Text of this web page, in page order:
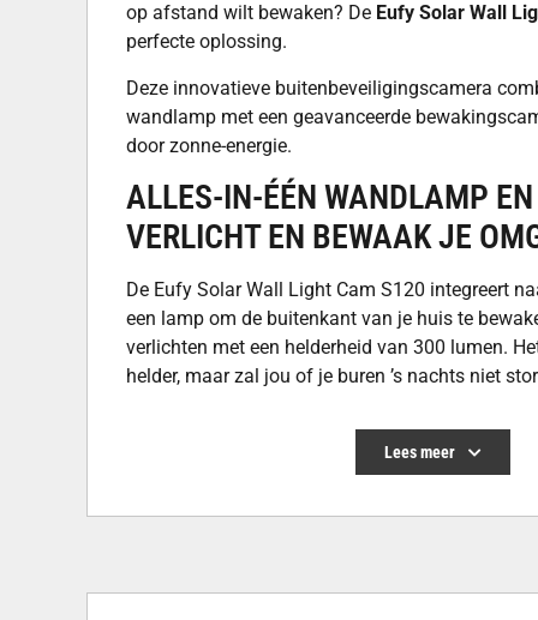
op afstand wilt bewaken? De Eufy Solar Wall
perfecte oplossing.
Deze innovatieve buitenbeveiligingscamera
wandlamp met een geavanceerde
door zonne-energie.
ALLES-IN-ÉÉN WANDLAMP
VERLICHT EN BEWAAK JE
De Eufy Solar Wall Light Cam S120 integreert
een lamp om de buitenkant van je huis te
verlichten met een helderheid van 300 lumen.
helder, maar zal jou of je buren ’s nachts niet
ideaal voor het verlichten van donkere paden of
Met slechts 2 uur voldoende zonlicht kan het
Lees meer